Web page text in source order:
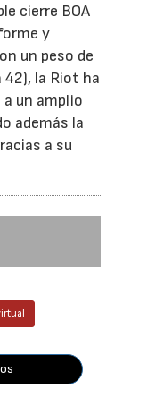
cierre BOA
y
un peso de
la Riot ha
un amplio
además la
a su